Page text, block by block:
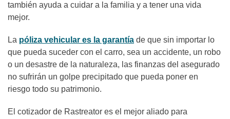
también ayuda a cuidar a la familia y a tener una vida
mejor.
La póliza vehicular es la garantía de que sin importar lo
que pueda suceder con el carro, sea un accidente, un robo
o un desastre de la naturaleza, las finanzas del asegurado
no sufrirán un golpe precipitado que pueda poner en
riesgo todo su patrimonio.
El cotizador de Rastreator es el mejor aliado para